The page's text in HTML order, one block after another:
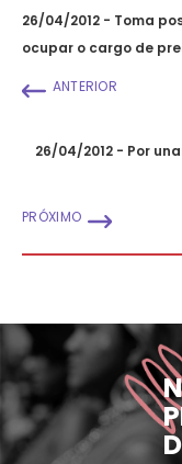
26/04/2012 - Toma
ocupar o cargo de
ANTERIOR
26/04/2012 - Por
PRÓXIMO